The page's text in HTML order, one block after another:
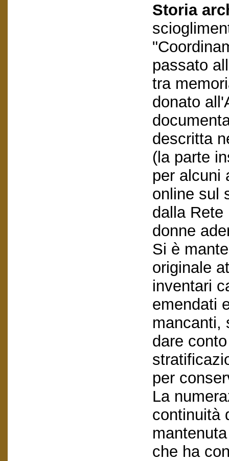
Storia
passato
tra
donato
descritta
(la parte
per alcuni
online sul
dalla Rete
donne
Si è
originale
inventari
emendati
mancanti,
dare
per
La
continuità
che ha